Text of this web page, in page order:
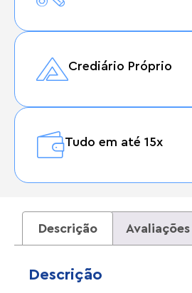
Crediário Próprio
Tudo em até 15x
Descrição
Descrição